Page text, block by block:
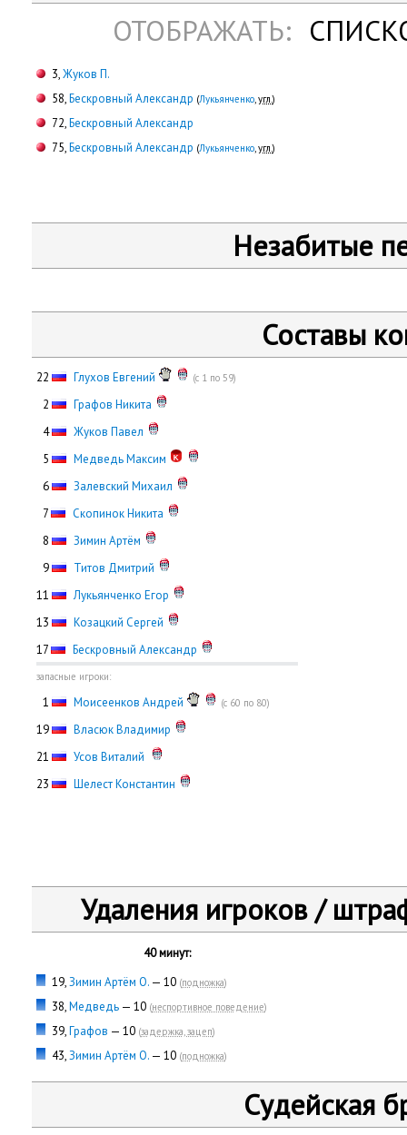
ОТОБРАЖАТЬ:
3,Жуков П.
58,Бескровный Александр (Лукьянченко,угл.)
72,Бескровный Александр
75,Бескровный Александр (Лукьянченко,угл.)
Незабитые
Составы
22 Глухов Евгений (с 1 по 59)
2
Графов Никита
4
Жуков Павел
5
Медведь Максим
6
Залевский Михаил
7
Скопинок Никита
8
Зимин Артём
9
Титов Дмитрий
11
Лукьянченко Егор
13
Козацкий Сергей
17
Бескровный Александр
запасные игроки:
1 Моисеенков Андрей (с 60 по 80)
19
Власюк Владимир
21
Усов Виталий
23
Шелест Константин
Удаления игроков /
40 минут:
19,Зимин Артём О. — 10 (подножка)
38,Медведь — 10 (неспортивное поведение)
39,Графов — 10 (задержка, зацеп)
43,Зимин Артём О. — 10 (подножка)
Судейская